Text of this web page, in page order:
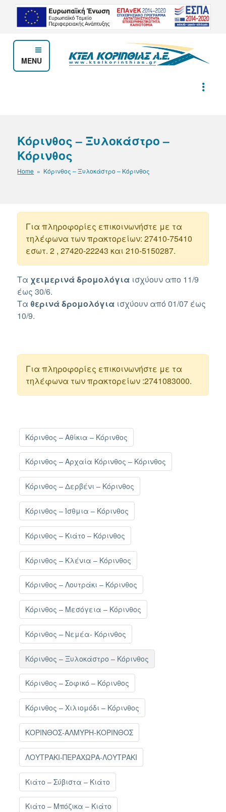
Μετάβαση
περιεχόμενο
MENU
Κόρινθος – Ξυλοκάστρο –
Κόρινθος
Home » Κόρινθος – Ξυλοκάστρο – Κόρινθος
Για πληροφορίες επικοινωνήστε με τα
τηλέφωνα των πρακτορείων: 27410-75410
εσωτ. 2 , 27420-22243 και 210-5150287.
Τα χειμερινά δρομολόγια ισχύουν απο 11/9
έως 30/6.
Τα θερινάδρομολόγια ισχύουν από 01/07 έως
10/9.
Για πληροφορίες επικοινωνήστε με τα
τηλέφωνα των πρακτορείων :2741083000.
Κόρινθος – Αθίκια – Κόρινθος
Κόρινθος – Αρχαία Κόρινθος – Κόρινθος
Κόρινθος – Δερβένι – Κόρινθος
Κόρινθος – Ίσθμια – Κόρινθος
Κόρινθος – Κιάτο – Κόρινθος
Κόρινθος – Κλένια – Κόρινθος
Κόρινθος – Λουτράκι – Κόρινθος
Κόρινθος – Μεσόγεια – Κόρινθος
Κόρινθος – Νεμέα- Κόρινθος
Κόρινθος – Ξυλοκάστρο – Κόρινθος
Κόρινθος – Σοφικό – Κόρινθος
Κόρινθος – Χιλιομόδι – Κόρινθος
ΚΟΡΙΝΘΟΣ-ΑΛΜΥΡΗ-ΚΟΡΙΝΘΟΣ
ΛΟΥΤΡΑΚΙ-ΠΕΡΑΧΩΡΑ-ΛΟΥΤΡΑΚΙ
Κιάτο – Σύβιστα – Κιάτο
Κιάτο – Μπόζικα – Κιάτο